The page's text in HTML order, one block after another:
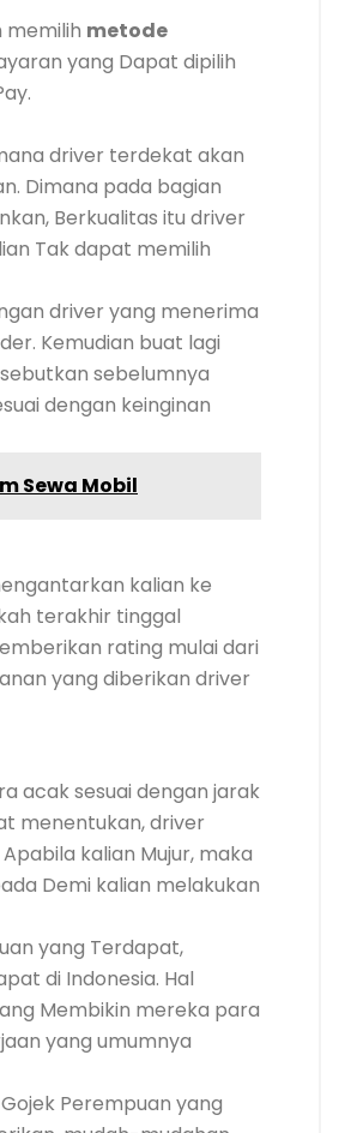
memilih metode
yang Dapat dipilih
driver terdekat akan
Dimana pada bagian
Berkualitas itu driver
Tak dapat memilih
driver yang menerima
Kemudian buat lagi
sebelumnya
dengan keinginan
Sewa Mobil
kalian ke
terakhir tinggal
rating mulai dari
yang diberikan driver
acak sesuai dengan jarak
menentukan, driver
kalian Mujur, maka
Demi kalian melakukan
yang Terdapat,
di Indonesia. Hal
Membikin mereka para
yang umumnya
Perempuan yang